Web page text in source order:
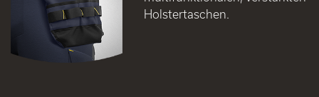
Holstertaschen.